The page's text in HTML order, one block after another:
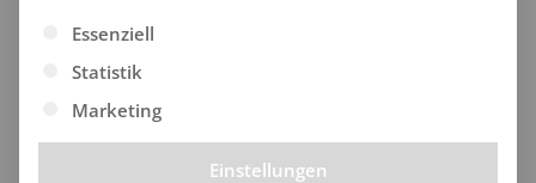
Kombi Produkte
Es folgt eine Liste der Service-Gruppen, für die eine
Essenziell
Statistik
Marketing
Einstellungen